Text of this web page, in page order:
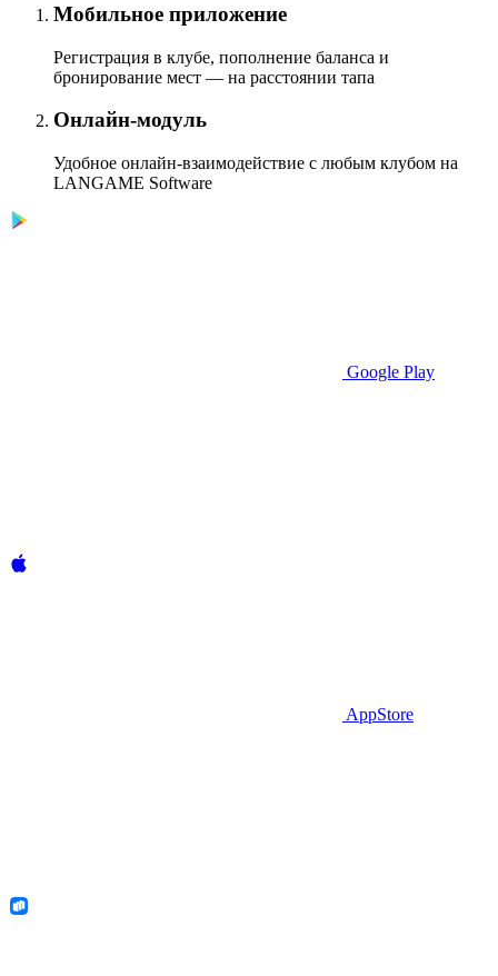
Мобильное приложение
Регистрация в клубе, пополнение баланса и
бронирование мест — на расстоянии тапа
Онлайн-модуль
Удобное онлайн-взаимодействие с любым клубом на
LANGAME Software
Google Play
AppStore